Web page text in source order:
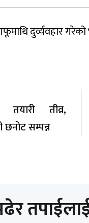
दुर्व्यवहार गरेको
तीव्र,
सम्पन्न